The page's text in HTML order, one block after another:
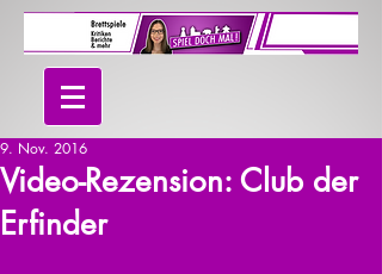
Video-Rezension: Club der
Erfinder
9. Nov. 2016